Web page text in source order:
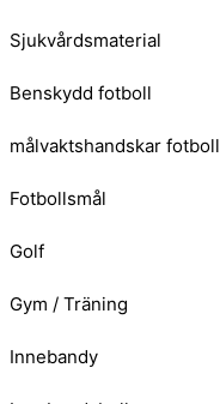
Sjukvårdsmaterial
Benskydd fotboll
målvaktshandskar fotboll
Fotbollsmål
Golf
Gym / Träning
Innebandy